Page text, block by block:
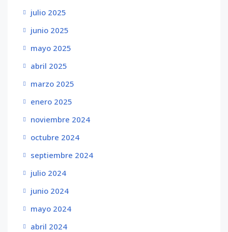
julio 2025
junio 2025
mayo 2025
abril 2025
marzo 2025
enero 2025
noviembre 2024
octubre 2024
septiembre 2024
julio 2024
junio 2024
mayo 2024
abril 2024